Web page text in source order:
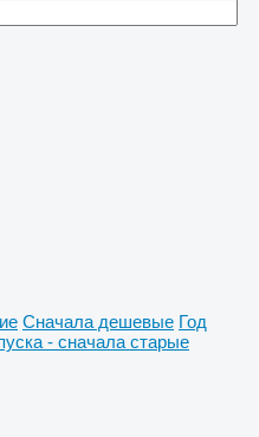
Сначала дешевые Год
- сначала старые